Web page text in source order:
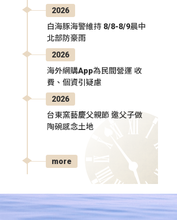
2026
白海豚海警維持 8/8-8/9晨中
北部防豪雨
2026
海外網購App為民間營運 收
費、個資引疑慮
2026
台東窯藝慶父親節 邀父子做
陶碗感念土地
more